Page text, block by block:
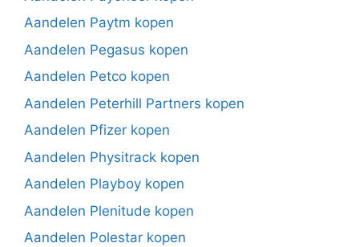
Aandelen Paytm kopen
Aandelen Pegasus kopen
Aandelen Petco kopen
Aandelen Peterhill Partners kopen
Aandelen Pfizer kopen
Aandelen Physitrack kopen
Aandelen Playboy kopen
Aandelen Plenitude kopen
Aandelen Polestar kopen